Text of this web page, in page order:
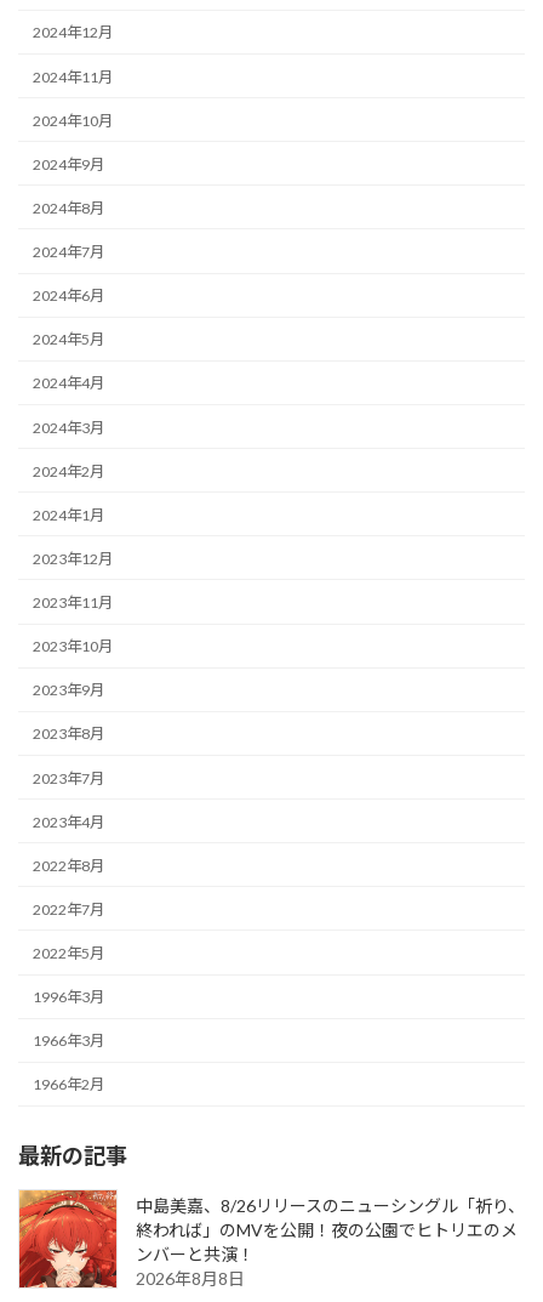
2024年12月
2024年11月
2024年10月
2024年9月
2024年8月
2024年7月
2024年6月
2024年5月
2024年4月
2024年3月
2024年2月
2024年1月
2023年12月
2023年11月
2023年10月
2023年9月
2023年8月
2023年7月
2023年4月
2022年8月
2022年7月
2022年5月
1996年3月
1966年3月
1966年2月
最新の記事
中島美嘉、8/26リリースのニューシングル「祈り、
終われば」のMVを公開！夜の公園でヒトリエのメ
ンバーと共演！
2026年8月8日